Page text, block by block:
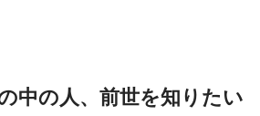
中の人、前世を知りたい